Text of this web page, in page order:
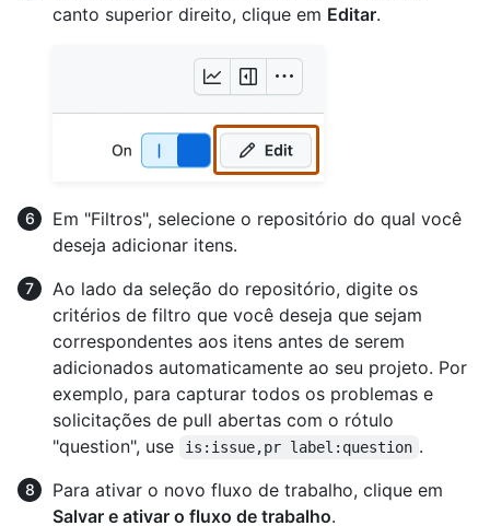
canto superior direito, clique em Editar.
Em "Filtros", selecione o repositório do qual você
deseja adicionar itens.
Ao lado da seleção do repositório, digite os
critérios de filtro que você deseja que sejam
correspondentes aos itens antes de serem
adicionados automaticamente ao seu projeto. Por
exemplo, para capturar todos os problemas e
solicitações de pull abertas com o rótulo
"question", use
is:issue,pr label:question .
Para ativar o novo fluxo de trabalho, clique em
Salvar e ativar o fluxo de trabalho.